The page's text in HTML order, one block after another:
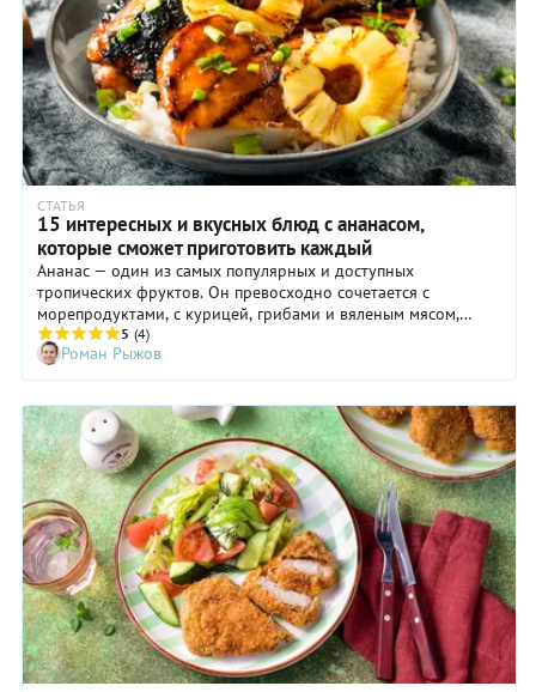
СТАТЬЯ
15 интересных и вкусных блюд с ананасом,
которые сможет приготовить каждый
Ананас — один из самых популярных и доступных
тропических фруктов. Он превосходно сочетается с
морепродуктами, с курицей, грибами и вяленым мясом,
добавляя любому блюду приятную сладость и нотку
свежести. Расскажем, какие интересные блюда можно
приготовить с ананасом, и дадим 15 простых проверенных
рецептов.
5 (4)
Роман Рыжов